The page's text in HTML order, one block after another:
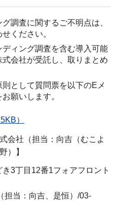
調査に関するご不明点は、
ください。
ィング調査を含む導入可能
会社が受託し、取りまとめ
として質問票を以下のEメ
願いします。
）
会社（担当：向吉（むこよ
）】
3丁目12番1フォアフロント
当：向吉、是恒）/03-